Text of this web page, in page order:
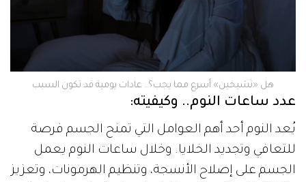
هل «تَشيخين» أسرع مما يجب؟.. عادات يومية قد تكون السبب
عدد ساعات النوم.. وكيفيته:
يُعد النوم أحد أهم العوامل التي تمنح الجسم فرصة
للتعافي وتجديد الخلايا. وخلال ساعات النوم يعمل
الجسم على إصلاح الأنسجة، وتنظيم الهرمونات، وتعزيز